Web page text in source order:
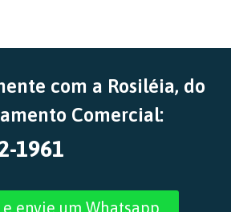
com a Rosiléia, do
Comercial:
1961
envie um Whatsapp